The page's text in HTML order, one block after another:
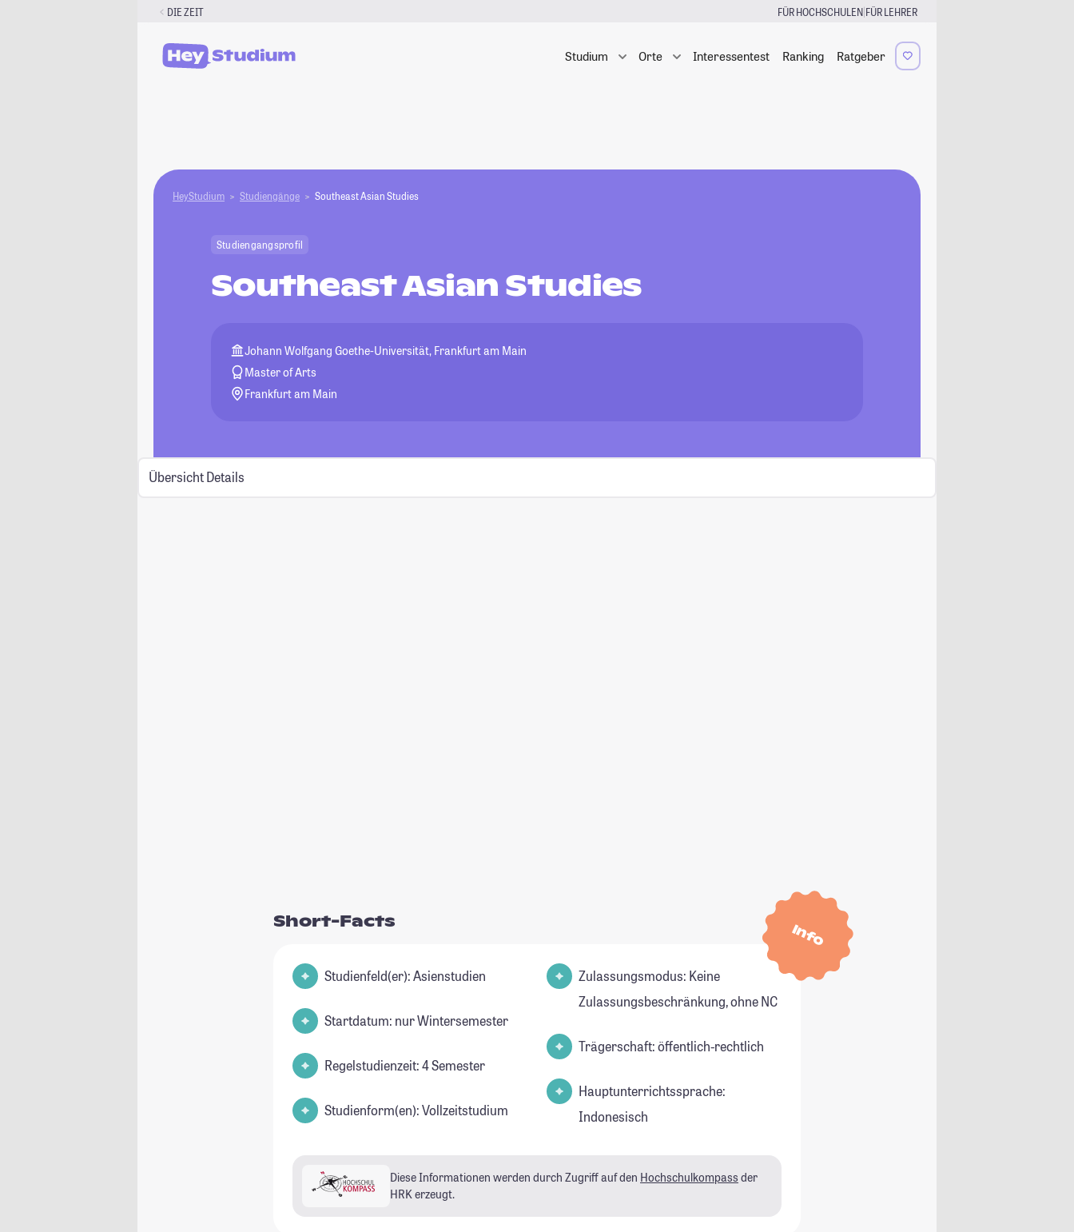
DIE ZEIT FÜR HOCHSCHULEN|FÜR LEHRER
Studium Orte Interessentest Ranking Ratgeber
HeyStudium Studiengänge Southeast Asian Studies
Studiengangsprofil
Southeast Asian Studies
Johann Wolfgang Goethe-Universität, Frankfurt am Main
Master of Arts
Frankfurt am Main
Übersicht Details
Info
Short-Facts
Studienfeld(er): Asienstudien
Startdatum: nur Wintersemester
Regelstudienzeit: 4 Semester
Studienform(en): Vollzeitstudium
Zulassungsmodus: Keine
Zulassungsbeschränkung, ohne NC
Trägerschaft: öffentlich-rechtlich
Hauptunterrichtssprache:
Indonesisch
Diese Informationen werden durch Zugriff auf den Hochschulkompass der
HRK erzeugt.